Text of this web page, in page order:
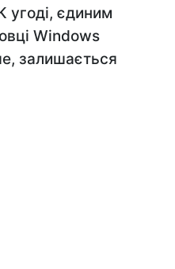
угоді, єдиним
Windows
залишається